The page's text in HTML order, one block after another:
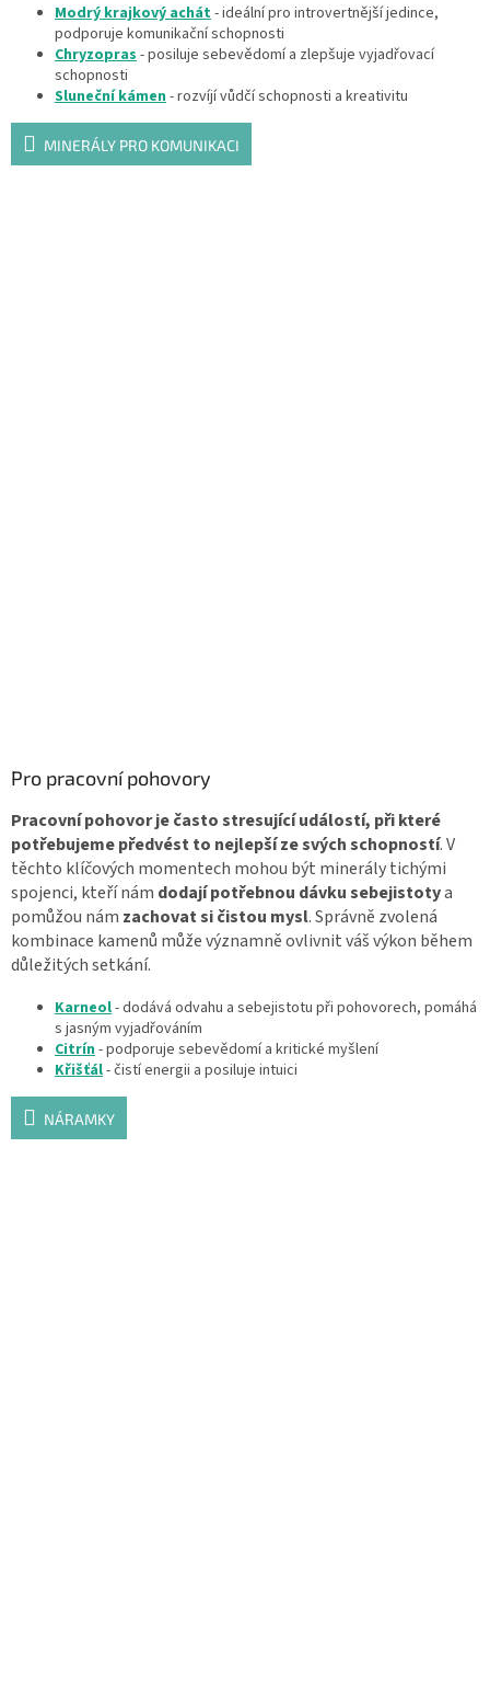
Modrý krajkový achát- ideální pro introvertnější jedince,
podporuje komunikační schopnosti
Chryzopras - posiluje sebevědomí a zlepšuje vyjadřovací
schopnosti
Sluneční kámen - rozvíjí vůdčí schopnosti a kreativitu
MINERÁLY PRO KOMUNIKACI
Pro pracovní pohovory
Pracovní pohovor je často stresující událostí, při které
potřebujeme předvést to nejlepší ze svých schopností. V
těchto klíčových momentech mohou být minerály tichými
spojenci, kteří nám dodají potřebnou dávku sebejistotya
pomůžou nám zachovat si čistou mysl. Správně zvolená
kombinace kamenů může významně ovlivnit váš výkon během
důležitých setkání.
Karneol- dodává odvahu a sebejistotu při pohovorech, pomáhá
s jasným vyjadřováním
Citrín - podporuje sebevědomí a kritické myšlení
Křišťál- čistí energii a posiluje intuici
NÁRAMKY